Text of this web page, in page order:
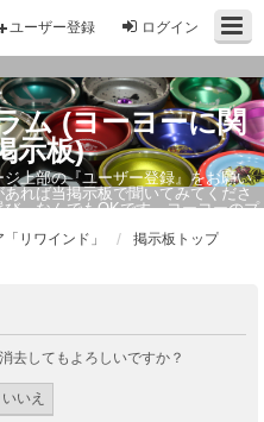
ログイン
ユーザー登録
ム (ヨーヨーに関
示板)
上部の『ユーザー登録』をお願い
れば当掲示板で聞いてみてくださ
、なんでもOKです。ヨーヨーのプ
リワインド」 掲示板トップ
去してもよろしいですか？